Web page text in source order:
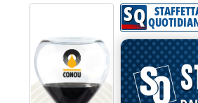
SQ